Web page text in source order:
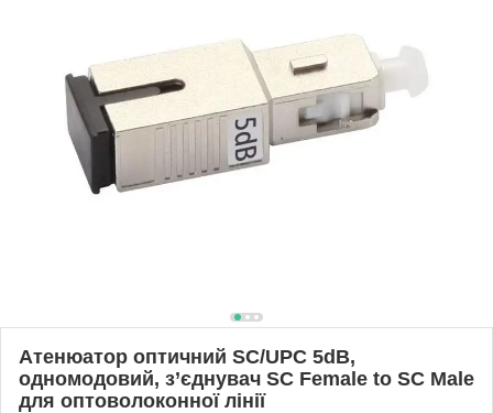
Атенюатор оптичний SC/UPC 5dB,
одномодовий, з’єднувач SC Female to SC Male
для оптоволоконної лінії